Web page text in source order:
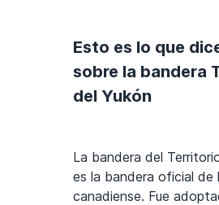
Esto es lo que
sobre la bandera
del Yukón
La bandera del
es la bandera oficial de
canadiense. Fue